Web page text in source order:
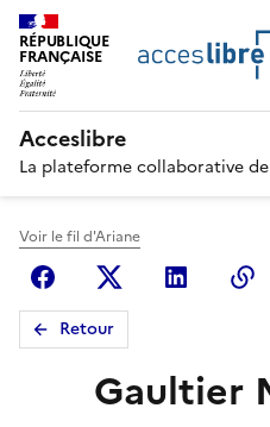
RÉPUBLIQUE
FRANÇAISE
Acceslibre
La plateforme collaborative
Voir le fil d'Ariane
FacebookX Linkedin
Retour
Gaultier